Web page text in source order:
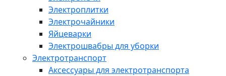
Электроплитки
Электрочайники
Яйцеварки
Электрошвабры для уборки
Электротранспорт
Аксессуары для электротранспорта